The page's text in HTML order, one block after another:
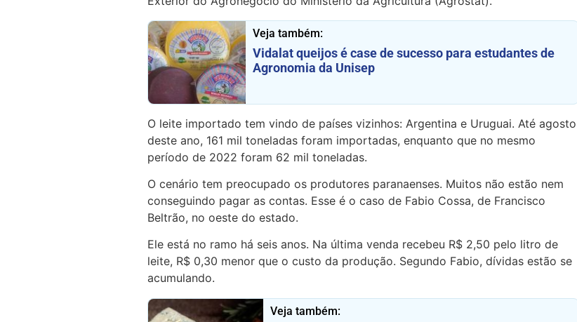
Veja também:
Vidalat queijos é case de sucesso para estudantes de
Agronomia da Unisep
O leite importado tem vindo de países vizinhos: Argentina e Uruguai. Até agosto
deste ano, 161 mil toneladas foram importadas, enquanto que no mesmo
período de 2022 foram 62 mil toneladas.
O cenário tem preocupado os produtores paranaenses. Muitos não estão nem
conseguindo pagar as contas. Esse é o caso de Fabio Cossa, de Francisco
Beltrão, no oeste do estado.
Ele está no ramo há seis anos. Na última venda recebeu R$ 2,50 pelo litro de
leite, R$ 0,30 menor que o custo da produção. Segundo Fabio, dívidas estão se
acumulando.
Veja também: